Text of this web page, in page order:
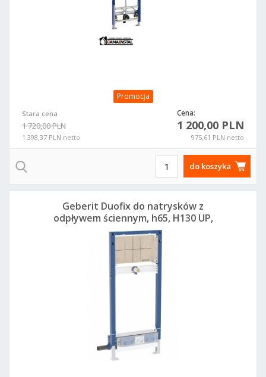
Promocja
Stara cena
1 720,00 PLN
1 398,37 PLN netto
Cena:
1 200,00 PLN
975,61 PLN netto
do koszyka
Geberit Duofix do natrysków z
odpływem ściennym, h65, H130 UP,
111.581.00.2